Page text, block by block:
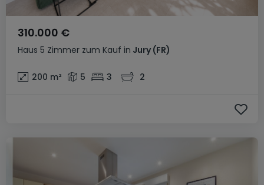
Haus 5 Zimmer zum Kauf in Jury (FR)
310.000 €
200 m² 5 3 2